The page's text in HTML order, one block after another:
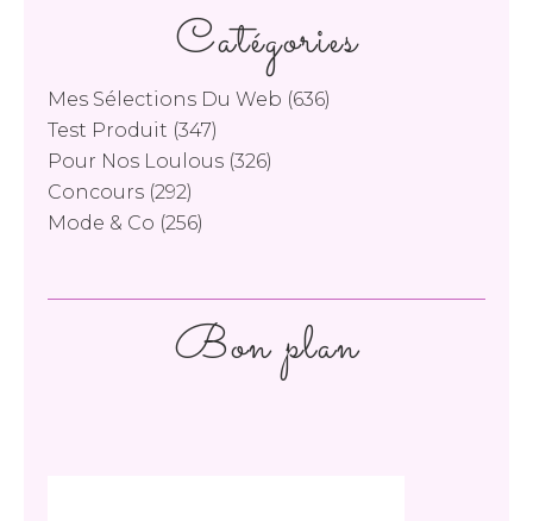
Catégories
Mes Sélections Du Web (636)
Test Produit (347)
Pour Nos Loulous (326)
Concours (292)
Mode & Co (256)
Bon plan